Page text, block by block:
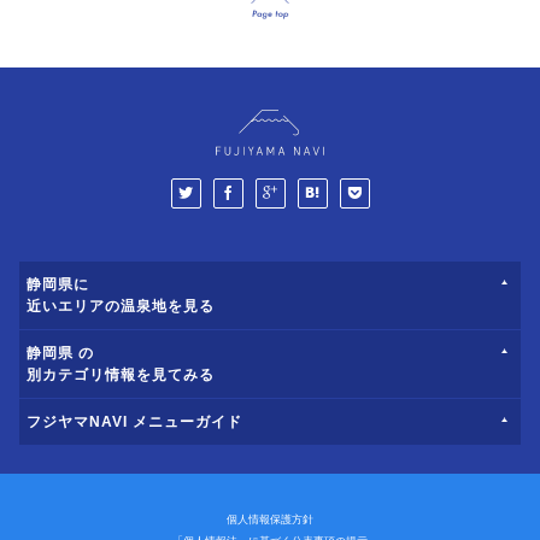
静岡県に
近いエリアの温泉地を見る
静岡県 の
別カテゴリ情報を見てみる
フジヤマNAVI メニューガイド
個人情報保護方針